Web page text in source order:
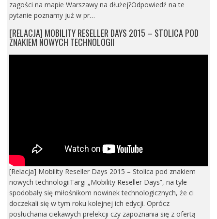
zagości na mapie Warszawy na dłużej?Odpowiedź na te
pytanie poznamy już w pr…
[RELACJA] MOBILITY RESELLER DAYS 2015 – STOLICA POD
ZNAKIEM NOWYCH TECHNOLOGII
[Relacja] Mobility Reseller Days 2015 – Stolica pod znakiem
nowych technologiiTargi „Mobility Reseller Days”, na tyle
spodobały się miłośnikom nowinek technologicznych, że ci
doczekali się w tym roku kolejnej ich edycji. Oprócz
posłuchania ciekawych prelekcji czy zapoznania się z ofertą